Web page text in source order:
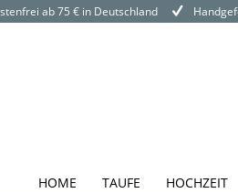
ab 75 € in Deutschland
HOME TAUFE HOCHZEIT